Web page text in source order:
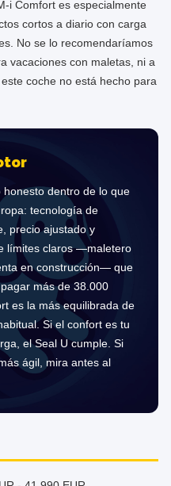
i Comfort es especialmente
cortos a diario con carga
No se lo recomendaríamos
vacaciones con maletas, ni a
coche no está hecho para
honesto dentro de lo que
tecnología de
precio ajustado y
límites claros —maletero
en construcción— que
más de 38.000
es la más equilibrada de
Si el confort es tu
el Seal U cumple. Si
ágil, mira antes al